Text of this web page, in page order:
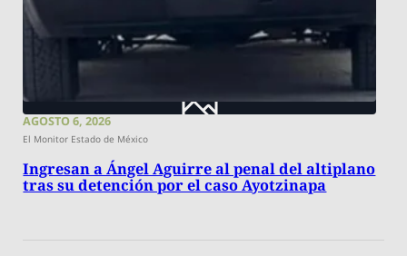
AGOSTO 6, 2026
El Monitor Estado de México
Ingresan a Ángel Aguirre al penal del altiplano
tras su detención por el caso Ayotzinapa